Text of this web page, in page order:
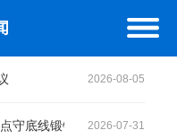
2026-08-05
守底线锻铁军 以高水平安全
2026-07-31